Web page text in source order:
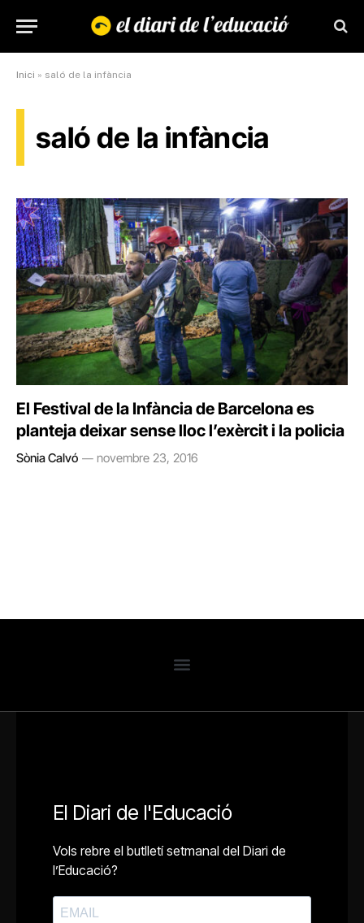
Inici » saló de la infància
saló de la infància
El Festival de la Infància de Barcelona es
planteja deixar sense lloc l’exèrcit i la policia
Sònia Calvó novembre 23, 2016